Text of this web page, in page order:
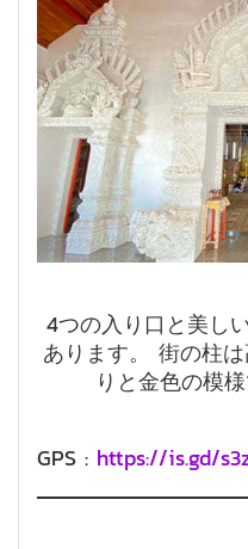
4つの入り口と美し
あります。 街の柱
りと金色の模
GPS : https://is.gd/